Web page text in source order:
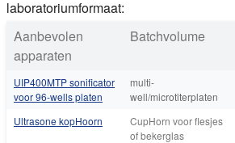
laboratoriumformaat:
Aanbevolen
apparaten
Batchvolume
UIP400MTP sonificator
voor 96-wells platen
multi-
well/microtiterplaten
Ultrasone kopHoorn
CupHorn voor flesjes
of bekerglas